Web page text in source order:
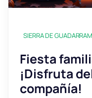
SIERRA DE
Fiesta
¡Disfruta
compañía!